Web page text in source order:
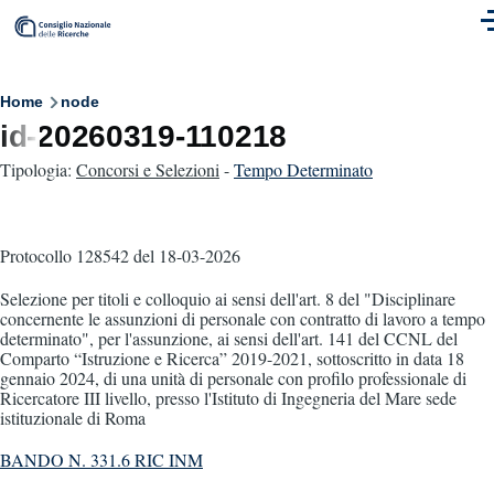
Skip to main content
Breadcrumb
Home node
id-20260319-110218
Tipologia: Concorsi e Selezioni -Tempo Determinato
Protocollo 128542del 18-03-2026
Selezione per titoli e colloquio ai sensi dell'art. 8 del "Disciplinare
concernente le assunzioni di personale con contratto di lavoro a tempo
determinato", per l'assunzione, ai sensi dell'art. 141 del CCNL del
Comparto “Istruzione e Ricerca” 2019-2021, sottoscritto in data 18
gennaio 2024, di una unità di personale con profilo professionale di
Ricercatore III livello, presso l'Istituto di Ingegneria del Mare sede
istituzionale di Roma
BANDO N. 331.6 RIC INM